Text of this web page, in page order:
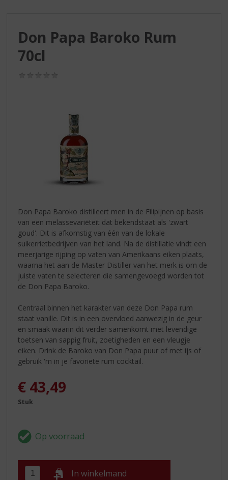
Don Papa Baroko Rum
70cl
Don Papa Baroko distilleert men in de Filipijnen op basis
van een melassevariëteit dat bekendstaat als 'zwart
goud'. Dit is afkomstig van één van de lokale
suikerrietbedrijven van het land. Na de distillatie vindt een
meerjarige rijping op vaten van Amerikaans eiken plaats,
waarna het aan de Master Distiller van het merk is om de
juiste vaten te selecteren die samengevoegd worden tot
de Don Papa Baroko.
Centraal binnen het karakter van deze Don Papa rum
staat vanille. Dit is in een overvloed aanwezig in de geur
en smaak waarin dit verder samenkomt met levendige
toetsen van sappig fruit, zoetigheden en een vleugje
eiken. Drink de Baroko van Don Papa puur of met ijs of
gebruik 'm in je favoriete rum cocktail.
€ 43,49
Stuk
In winkelmand